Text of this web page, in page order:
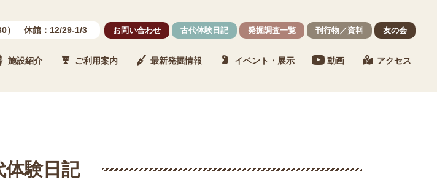
） 休館：12/29-1/3 お問い合わせ 古代体験日記 発掘調査一覧 刊行物／資料 友の会
施設紹介 ご利用案内 最新発掘情報 イベント・展示 動画 アクセス
体験日記